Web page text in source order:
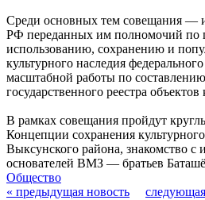
Среди основных тем совещания —
РФ переданных им полномочий по
использованию, сохранению и
культурного наследия
масштабной работы по
государственного реестра
В рамках совещания пройдут
Концепции сохранения
Выксунского района, знакомство с
основателей ВМЗ — братьев
Общество
« предыдущая новость